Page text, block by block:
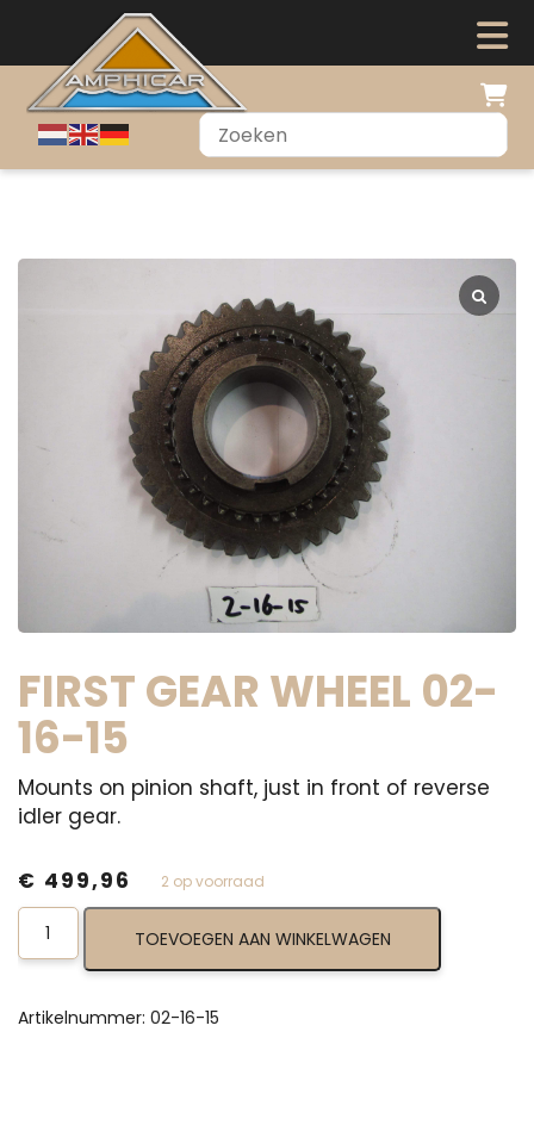
FIRST GEAR WHEEL 02-
16-15
Mounts on pinion shaft, just in front of reverse
idler gear.
2 op voorraad
€ 499,96
First
Gear
Wheel
16-
TOEVOEGEN AAN WINKELWAGEN
Artikelnummer: 02-16-15